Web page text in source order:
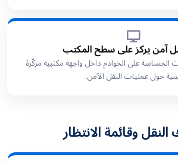
آمن يركز على سطح المكتب
الحساسة على الخوادم داخل واجهة مكتبية مركّزة
حول عمليات النقل الآمن.
وقائمة الانتظار